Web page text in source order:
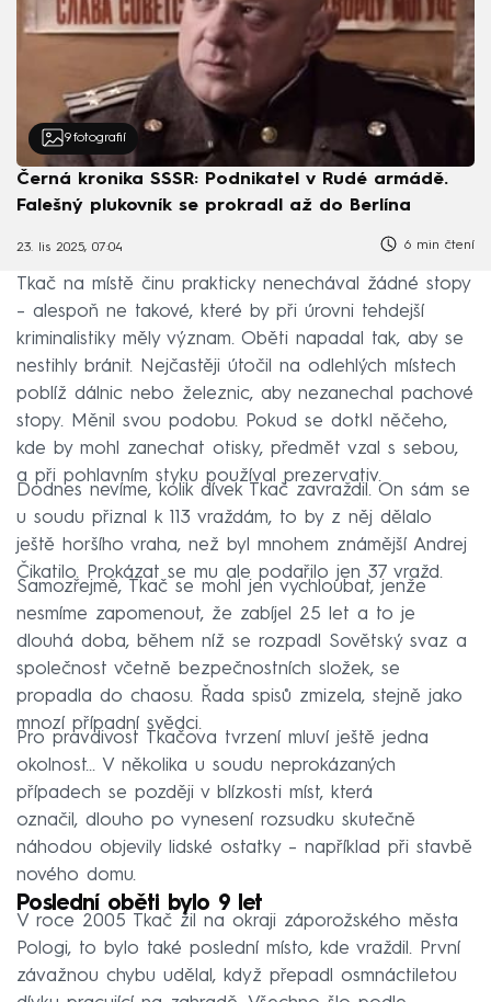
9 fotografií
Černá kronika SSSR: Podnikatel v Rudé armádě.
Falešný plukovník se prokradl až do Berlína
23. lis 2025, 07:04 6 min čtení
Tkač na místě činu prakticky nenechával žádné stopy
– alespoň ne takové, které by při úrovni tehdejší
kriminalistiky měly význam. Oběti napadal tak, aby se
nestihly bránit. Nejčastěji útočil na odlehlých místech
poblíž dálnic nebo železnic, aby nezanechal pachové
stopy. Měnil svou podobu. Pokud se dotkl něčeho,
kde by mohl zanechat otisky, předmět vzal s sebou,
a při pohlavním styku používal prezervativ.
Dodnes nevíme, kolik dívek Tkač zavraždil. On sám se
u soudu přiznal k 113 vraždám, to by z něj dělalo
ještě horšího vraha, než byl mnohem známější Andrej
Čikatilo. Prokázat se mu ale podařilo jen 37 vražd.
Samozřejmě, Tkač se mohl jen vychloubat, jenže
nesmíme zapomenout, že zabíjel 25 let a to je
dlouhá doba, během níž se rozpadl Sovětský svaz a
společnost včetně bezpečnostních složek, se
propadla do chaosu. Řada spisů zmizela, stejně jako
mnozí případní svědci.
Pro pravdivost Tkačova tvrzení mluví ještě jedna
okolnost... V několika u soudu neprokázaných
případech se později v blízkosti míst, která
označil, dlouho po vynesení rozsudku skutečně
náhodou objevily lidské ostatky – například při stavbě
nového domu.
Poslední oběti bylo 9 let
V roce 2005 Tkač žil na okraji záporožského města
Pologi, to bylo také poslední místo, kde vraždil. První
závažnou chybu udělal, když přepadl osmnáctiletou